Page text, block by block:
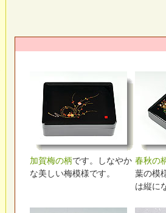
加賀梅の柄です。しなやか
な美しい梅模様です。
春秋の
葉の模
は縦に